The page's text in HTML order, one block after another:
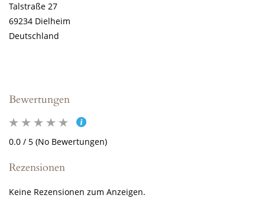
Talstraße 27
69234 Dielheim
Deutschland
Bewertungen
0.0 / 5 (No Bewertungen)
Rezensionen
Keine Rezensionen zum Anzeigen.